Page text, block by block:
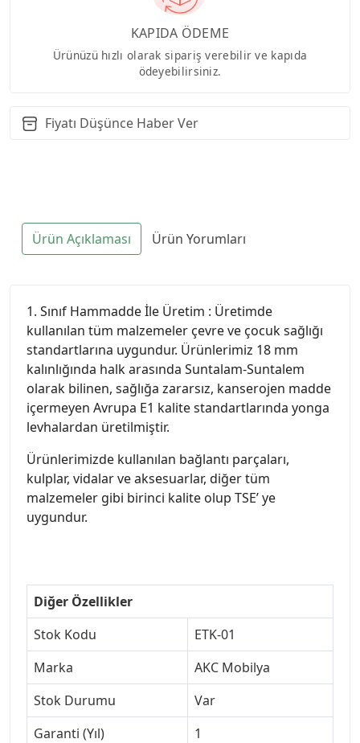
KAPIDA ÖDEME
Ürünüzü hızlı olarak sipariş verebilir ve kapıda
ödeyebilirsiniz.
Fiyatı Düşünce Haber Ver
Ürün Açıklaması Ürün Yorumları
1. Sınıf Hammadde İle Üretim : Üretimde
kullanılan tüm malzemeler çevre ve çocuk sağlığı
standartlarına uygundur. Ürünlerimiz 18 mm
kalınlığında halk arasında Suntalam-Suntalem
olarak bilinen, sağlığa zararsız, kanserojen madde
içermeyen Avrupa E1 kalite standartlarında yonga
levhalardan üretilmiştir.
Ürünlerimizde kullanılan bağlantı parçaları,
kulplar, vidalar ve aksesuarlar, diğer tüm
malzemeler gibi birinci kalite olup TSE’ ye
uygundur.
Diğer Özellikler
Stok Kodu
ETK-01
Marka
AKC Mobilya
Stok Durumu
Var
Garanti (Yıl)
1